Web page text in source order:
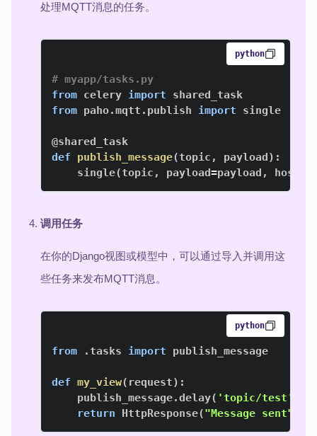
处理MQTT消息的任务。
python
# myapp/tasks.py
from celery import
from paho.mqtt . publish import
@shared_task
def
publish_message(topic , payload) :
    single
(topic , payload=payload ,
调用任务
在你的Django视图或模型中，可以通过导入并调用这
些任务来发布MQTT消息。
python
from .tasks import
def my_view( request) :
    publish_message
.delay( 'topic/test'
return HttpResponse("Message sent"